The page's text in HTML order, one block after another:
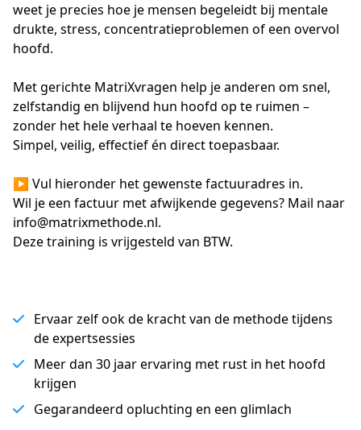
weet je precies hoe je mensen begeleidt bij mentale
drukte, stress, concentratieproblemen of een overvol
hoofd.
Met gerichte MatriXvragen help je anderen om snel,
zelfstandig en blijvend hun hoofd op te ruimen –
zonder het hele verhaal te hoeven kennen.
Simpel, veilig, effectief én direct toepasbaar.
▶ Vul hieronder het gewenste factuuradres in.
Wil je een factuur met afwijkende gegevens? Mail naar
info@matrixmethode.nl.
Deze training is vrijgesteld van BTW.
Ervaar zelf ook de kracht van de methode tijdens
de expertsessies
Meer dan 30 jaar ervaring met rust in het hoofd
krijgen
Gegarandeerd opluchting en een glimlach